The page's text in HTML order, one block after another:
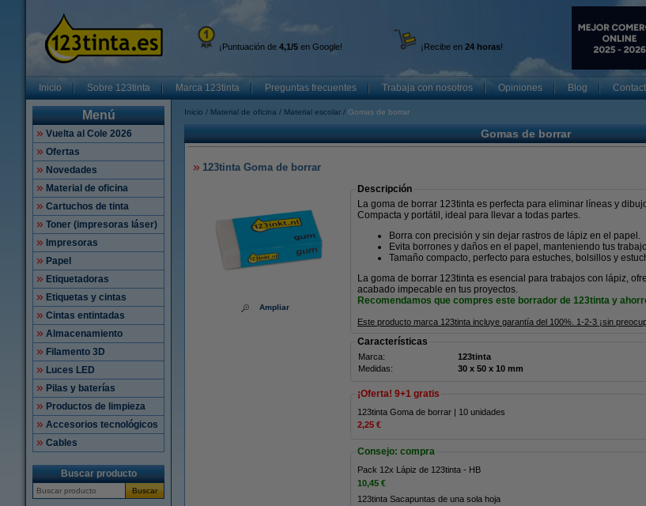
¡Puntuación de 4,1/5 en Google! ¡Recibe en 24 horas!
Inicio Sobre 123tinta Marca 123tinta Preguntas frecuentes Trabaja con nosotros Opiniones Blog
Menú
Vuelta al Cole 2026
Ofertas
Novedades
Material de oficina
Cartuchos de tinta
Toner (impresoras láser)
Impresoras
Papel
Etiquetadoras
Etiquetas y cintas
Cintas entintadas
Almacenamiento
Filamento 3D
Luces LED
Pilas y baterías
Productos de limpieza
Accesorios tecnológicos
Cables
Buscar producto
Buscar
Inicio Material de oficina Material escolar Gomas de borrar
Gomas de borrar
123tinta Goma de borrar
Ampliar
Descripción
La goma de borrar 123tinta es perfecta para eliminar líneas y
Compacta y portátil, ideal para llevar a todas partes.
Borra con precisión y sin dejar rastros de lápiz en el papel.
Evita borrones y daños en el papel, manteniendo tus
Tamaño compacto, perfecto para estuches, bolsillos y
La goma de borrar 123tinta es esencial para trabajos con lápiz,
acabado impecable en tus proyectos.
Recomendamos que compres este borrador de 123tinta y
Este producto marca 123tinta incluye garantía del 100%. 1-2-3 ¡sin
Características
Marca: 123tinta
Medidas:
30 x 50 x 10 mm
¡Oferta! 9+1 gratis
123tinta Goma de borrar | 10 unidades
2,25 €
Consejo: compra
Pack 12x Lápiz de 123tinta - HB
10,45 €
123tinta Sacapuntas de una sola hoja